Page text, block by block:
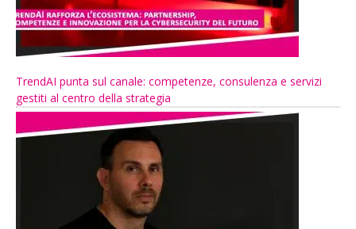
TrendAI punta sul canale: competenze, consulenza e servizi
gestiti al centro della strategia